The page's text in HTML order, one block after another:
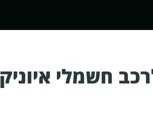
חשמלי איוניק